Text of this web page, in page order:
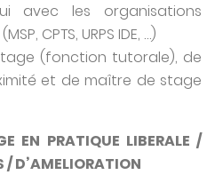
avec les organisations
CPTS, URPS IDE, …)
(fonction tutorale), de
et de maître de stage
EN PRATIQUE LIBERALE /
/ D’AMELIORATION